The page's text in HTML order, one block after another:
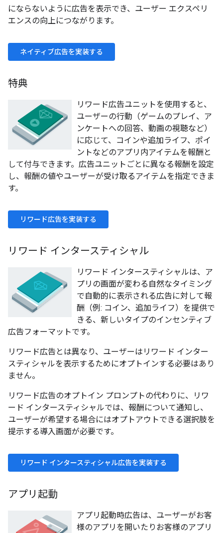
にならないように広告を表示でき、ユーザー エクスペリ
エンスの向上につながります。
ネイティブ広告を実装する
特典
リワード広告ユニットを使用すると、
ユーザーの行動（ゲームのプレイ、ア
ンケートへの回答、動画の視聴など）
に応じて、コインや追加ライフ、ポイ
ントなどのアプリ内アイテムを報酬と
して付与できます。広告ユニットごとに異なる報酬を設定
し、報酬の値やユーザーが受け取るアイテムを指定できま
す。
リワード広告を実装する
リワード インタースティシャル
リワード インタースティシャルは、ア
プリの画面が変わる自然なタイミング
で自動的に表示される広告に対して報
酬（例: コイン、追加ライフ）を提供で
きる、新しいタイプのインセンティブ
広告フォーマットです。
リワード広告とは異なり、ユーザーはリワード インター
スティシャルを表示するためにオプトインする必要はあり
ません。
リワード広告のオプトイン プロンプトの代わりに、リワ
ード インタースティシャルでは、報酬について通知し、
ユーザーが希望する場合にはオプトアウトできる選択肢を
提示する導入画面が必要です。
リワード インタースティシャル広告を実装する
アプリ起動
アプリ起動時広告は、ユーザーがお客
様のアプリを開いたりお客様のアプリ